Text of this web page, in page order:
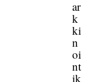
ar
k
ki
n
oi
nt
ik